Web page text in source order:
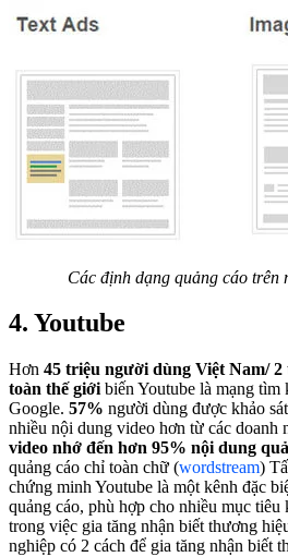
Các định dạng quảng cáo trên
4. Youtube
Hơn 45 triệu người dùng Việt Nam/
toàn thế giới biến Youtube là mạng tìm
Google. 57% người dùng được khảo
nhiều nội dung video hơn từ các doanh
video nhớ đến hơn 95% nội dung
quảng cáo chỉ toàn chữ (wordstream)
chứng minh Youtube là một kênh đặc
quảng cáo, phù hợp cho nhiều mục
trong việc gia tăng nhận biết thương
nghiệp có 2 cách để gia tăng nhận biết